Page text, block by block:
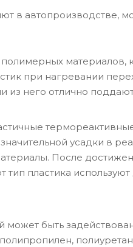
в автопроизводстве,
материалов,
при нагревании
из него отлично
усадки в
После
тип пластика
быть